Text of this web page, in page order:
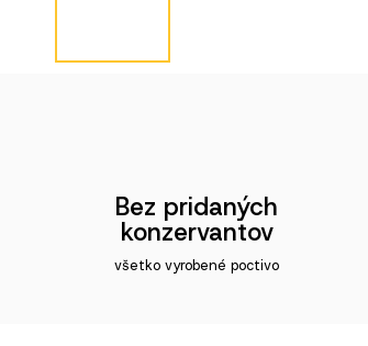
Bez pridaných
konzervantov
všetko vyrobené poctivo